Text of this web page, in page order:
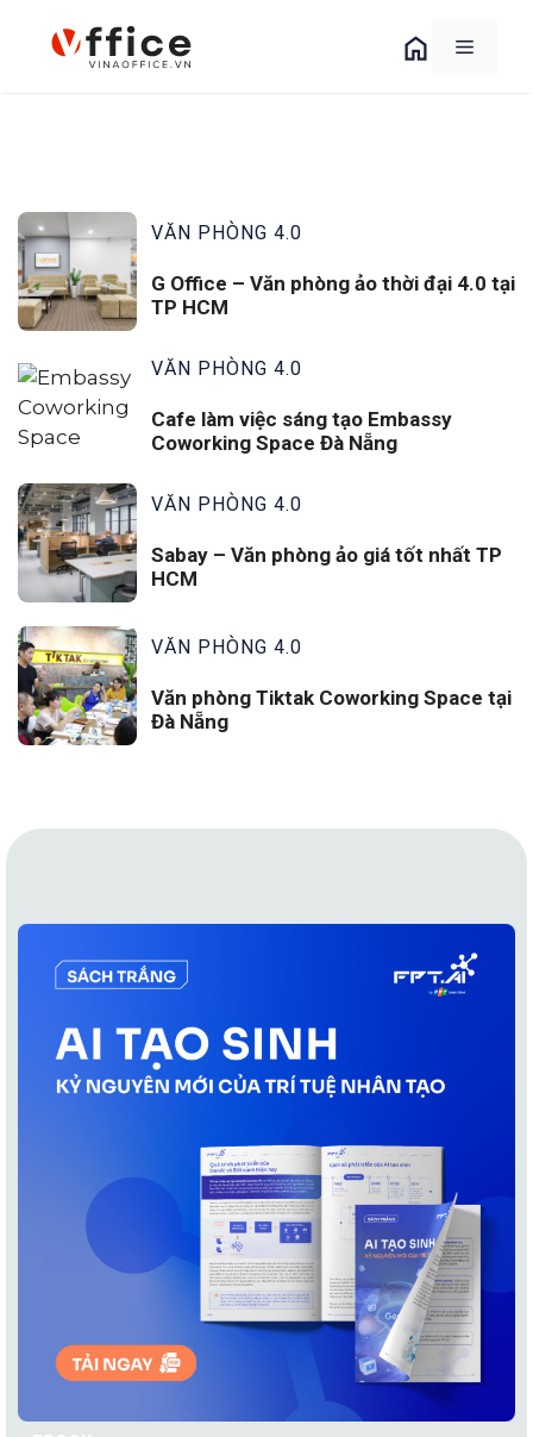
MENU
VĂN PHÒNG 4.0
G Office – Văn phòng ảo thời đại 4.0 tại
TP HCM
VĂN PHÒNG 4.0
Cafe làm việc sáng tạo Embassy
Coworking Space Đà Nẵng
VĂN PHÒNG 4.0
Sabay – Văn phòng ảo giá tốt nhất TP
HCM
VĂN PHÒNG 4.0
Văn phòng Tiktak Coworking Space tại
Đà Nẵng